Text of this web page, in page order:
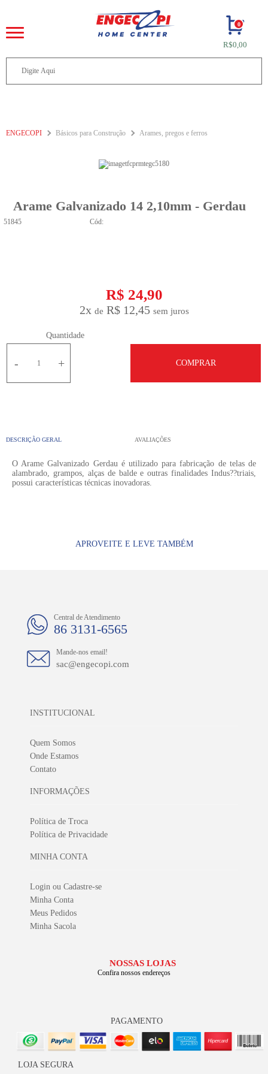
0
R$0,00
ENGECOPI Básicos para Construção Arames, pregos e ferros
Arame Galvanizado 14 2,10mm - Gerdau
Cód:
51845
R$ 24,90
2x R$ 12,45
Quantidade
- + COMPRAR
DESCRIÇÃO GERAL AVALIAÇÕES
O Arame Galvanizado Gerdau é utilizado para fabricação de telas de
alambrado, grampos, alças de balde e outras finalidades Indus??triais,
possui características técnicas inovadoras.
APROVEITE E LEVE TAMBÉM
Central de Atendimento
86 3131-6565
Mande-nos email!
sac@engecopi.com
INSTITUCIONAL
Quem Somos
Onde Estamos
Contato
INFORMAÇÕES
Política de Troca
Política de Privacidade
MINHA CONTA
Login ou Cadastre-se
Minha Conta
Meus Pedidos
Minha Sacola
NOSSAS LOJAS
Confira nossos endereços
PAGAMENTO
LOJA SEGURA